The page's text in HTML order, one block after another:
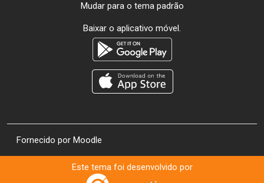
Mudar para o tema padrão
Baixar o aplicativo móvel.
Fornecido por Moodle
Este tema foi desenvolvido por